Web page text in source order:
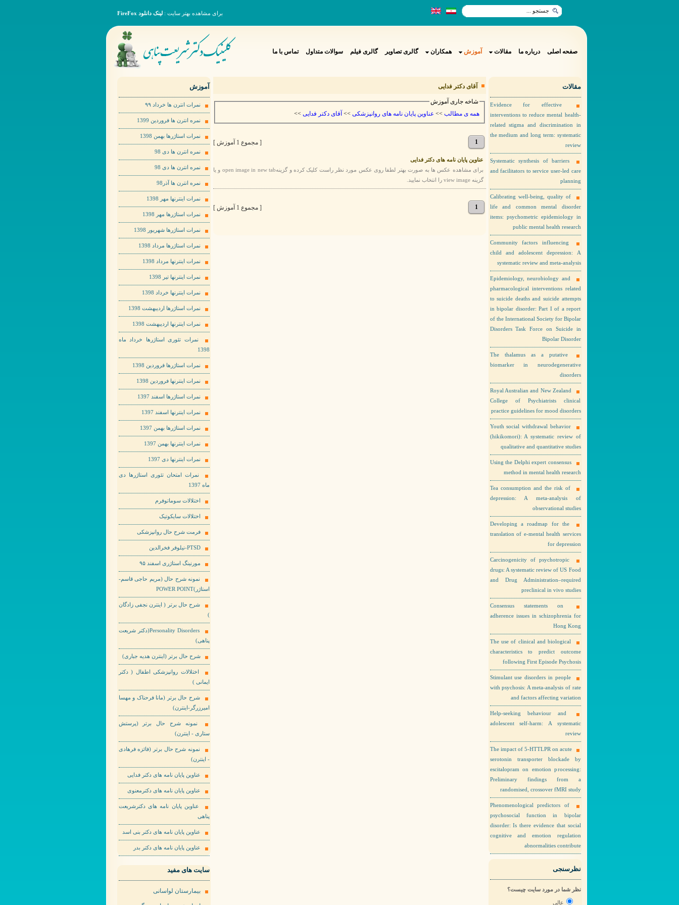
برای مشاهده بهتر سایت : لینک دانلود FireFox
صفحه اصلی درباره ما مقالات آموزش همکاران گالری تصاویر گالری فیلم سوالات متداول تماس با ما
مقالات
Evidence for effective
interventions to reduce mental health-
related stigma and discrimination in
the medium and long term: systematic
review
Systematic synthesis of barriers
and facilitators to service user-led care
planning
Calibrating well-being, quality of
life and common mental disorder
items: psychometric epidemiology in
public mental health research
Community factors influencing
child and adolescent depression: A
systematic review and meta-analysis
Epidemiology, neurobiology and
pharmacological interventions related
to suicide deaths and suicide attempts
in bipolar disorder: Part I of a report
of the International Society for Bipolar
Disorders Task Force on Suicide in
Bipolar Disorder
The thalamus as a putative
biomarker in neurodegenerative
disorders
Royal Australian and New Zealand
College of Psychiatrists clinical
practice guidelines for mood disorders
Youth social withdrawal behavior
(hikikomori): A systematic review of
qualitative and quantitative studies
Using the Delphi expert consensus
method in mental health research
Tea consumption and the risk of
depression: A meta-analysis of
observational studies
Developing a roadmap for the
translation of e-mental health services
for depression
Carcinogenicity of psychotropic
drugs: A systematic review of US Food
and Drug Administration–required
preclinical in vivo studies
Consensus statements on
adherence issues in schizophrenia for
Hong Kong
The use of clinical and biological
characteristics to predict outcome
following First Episode Psychosis
Stimulant use disorders in people
with psychosis: A meta-analysis of rate
and factors affecting variation
Help-seeking behaviour and
adolescent self-harm: A systematic
review
The impact of 5-HTTLPR on acute
serotonin transporter blockade by
escitalopram on emotion processing:
Preliminary findings from a
randomised, crossover fMRI study
Phenomenological predictors of
psychosocial function in bipolar
disorder: Is there evidence that social
cognitive and emotion regulation
abnormalities contribute
نظرسنجی
نظر شما در مورد سایت چیست؟
عالی
آقای دکتر فدایی
شاخه جاری آموزش
همه ی مطالب
عناوین پایان نامه های روانپزشکی >> آقای دکتر فدایی >>
1 [ مجموع 1 آموزش ]
عناوین پایان نامه های دکتر فدایی
برای مشاهده عکس ها به صورت بهتر لطفا روی عکس مورد نظر راست کلیک کرده و گزینهopen image in new tab و یا
گزینه view image را انتخاب نمایید.
1 [ مجموع 1 آموزش ]
آموزش
نمرات انترن ها خرداد ٩٩
نمره انترن ها فروردین 1399
نمرات استاژرها بهمن 1398
نمره انترن ها دی 98
نمره انترن ها دی 98
نمره انترن ها آذر98
نمرات اینترنها مهر 1398
نمرات استاژرها مهر 1398
نمرات استاژرها شهریور 1398
نمرات استاژرها مرداد 1398
نمرات اینترنها مرداد 1398
نمرات اینترنها تیر 1398
نمرات اینترنها خرداد 1398
نمرات استاژرها اردیبهشت 1398
نمرات اینترنها اردیبهشت 1398
نمرات تئوری استاژرها خرداد ماه
1398
نمرات استاژرها فروردین 1398
نمرات اینترنها فروردین 1398
نمرات استاژرها اسفند 1397
نمرات اینترنها اسفند 1397
نمرات استاژرها بهمن 1397
نمرات اینترنها بهمن 1397
نمرات اینترنها دی 1397
نمرات امتحان تئوری استاژرها دی
ماه 1397
اختلالات سوماتوفرم
اختلالات سایکوتیک
فرمت شرح حال روانپزشکی
PTSD-نیلوفر فخرالدین
مورنینگ استاژری اسفند ۹۵
نمونه شرح حال (مریم حاجی قاسم-
استاژر)POWER POINT
شرح حال برتر ( اینترن نجفی زادگان
)
Personality Disorders(دکتر شریعت
پناهی)
شرح حال برتر (اینترن هدیه جباری)
اختلالات روانپزشکی اطفال ( دکتر
ایمانی )
شرح حال برتر (مانا فرحناک و مهسا
امیرزرگر-اینترن)
نمونه شرح حال برتر (پرستش
ستاری - اینترن)
نمونه شرح حال برتر (فائزه فرهادی
- اینترن)
عناوین پایان نامه های دکتر فدایی
عناوین پایان نامه های دکترمعنوی
عناوین پایان نامه های دکترشریعت
پناهی
عناوین پایان نامه های دکتر بنی اسد
عناوین پایان نامه های دکتر بدر
سایت های مفید
بیمارستان لواسانی